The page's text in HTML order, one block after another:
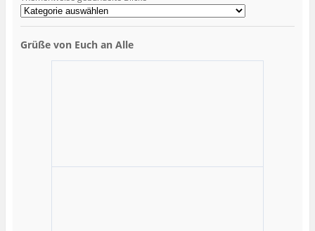
Grüße von Euch an Alle